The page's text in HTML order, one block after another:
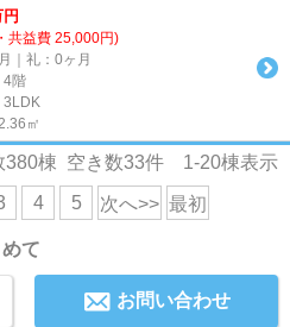
円
共益費 25,000円)
｜礼：0ヶ月
4階
3LDK
㎡
380棟 空き数33件 1-20棟表示
4 5 次へ>> 最初
て
お問い合わせ